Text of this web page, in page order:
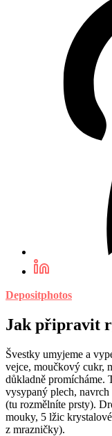
Depositphotos
Jak připravit
Švestky umyjeme a
vejce, moučkový cukr,
důkladně promícháme.
vysypaný plech,
(tu rozmělníte prsty).
mouky, 5 lžic
z mrazničky).